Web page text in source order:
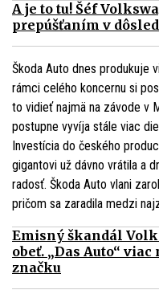
A je to tu! Šéf
prepúšťaním v
Škoda Auto dnes produkuje
rámci celého koncernu si
to vidieť najmä na závode v
postupne vyvíja stále viac
Investícia do českého
gigantovi už dávno vrátila a
radosť. Škoda Auto vlani
pričom sa zaradila medzi
Emisný škandál
obeť. „Das Auto“
značku